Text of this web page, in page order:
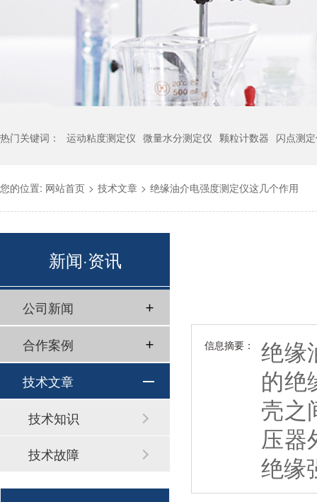
热门关键词： 运动粘度测定仪 微量水分测定仪 颗粒计数器 闪点测
您的位置: 网站首页 > 技术文章 > 绝缘油介电强度测定仪这几个作用
信息摘要：
绝缘
的绝
壳之
压器
绝缘
新闻·资讯
公司新闻
合作案例
技术文章
技术知识
技术故障